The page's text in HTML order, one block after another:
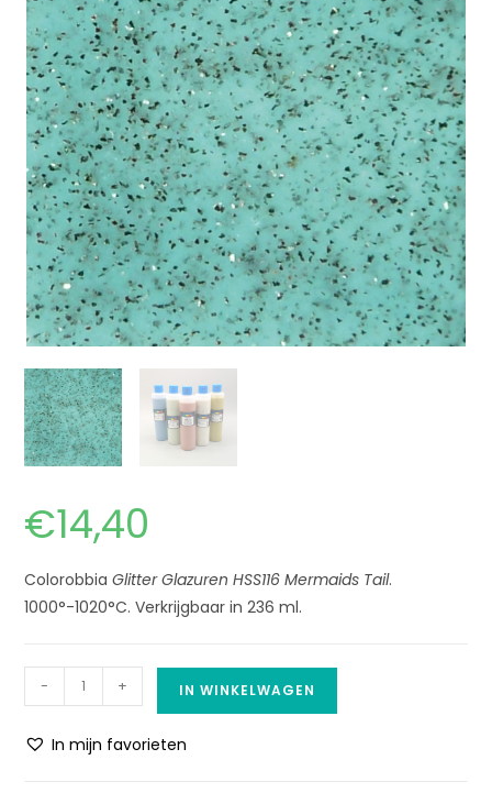
€14,40
ColorobbiaGlitter Glazuren HSS116 Mermaids Tail.
1000°-1020°C. Verkrijgbaar in 236 ml.
- + IN WINKELWAGEN
In mijn favorieten